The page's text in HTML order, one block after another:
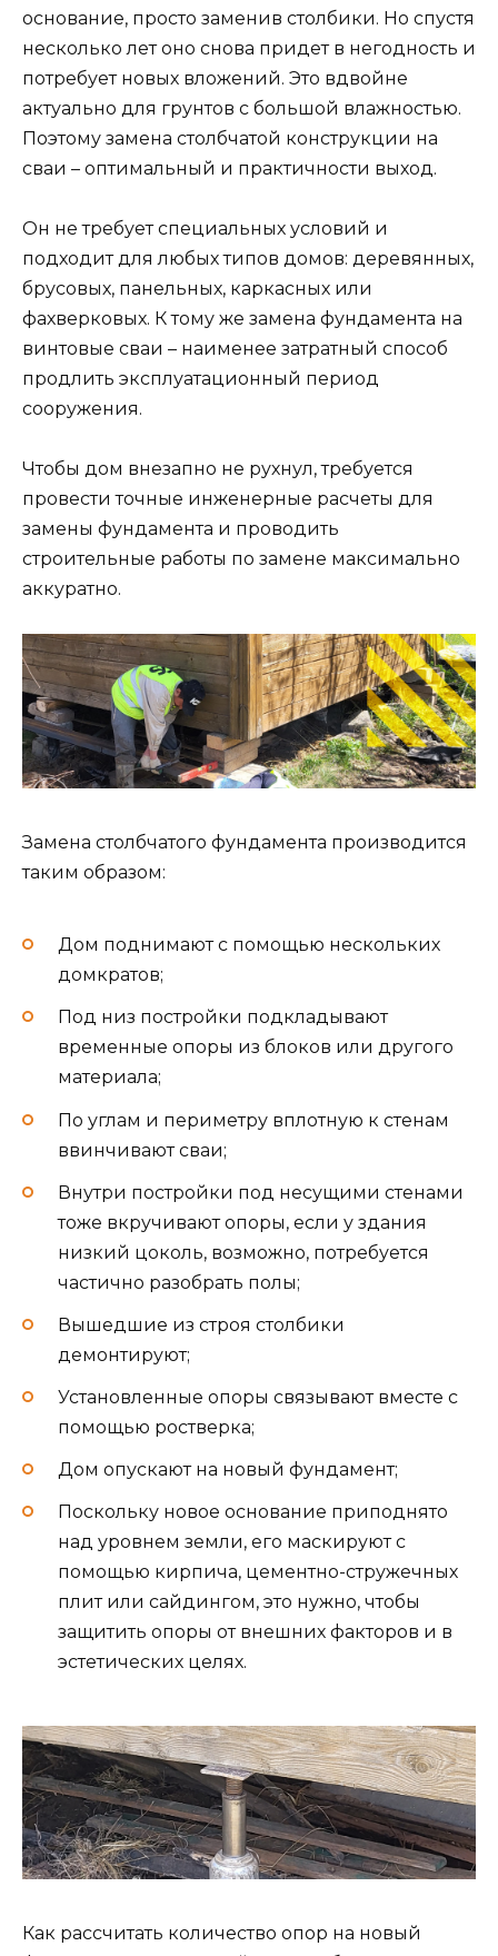
основание, просто заменив столбики. Но спустя
несколько лет оно снова придет в негодность и
потребует новых вложений. Это вдвойне
актуально для грунтов с большой влажностью.
Поэтому замена столбчатой конструкции на
сваи – оптимальный и практичности выход.
Он не требует специальных условий и
подходит для любых типов домов: деревянных,
брусовых, панельных, каркасных или
фахверковых. К тому же замена фундамента на
винтовые сваи – наименее затратный способ
продлить эксплуатационный период
сооружения.
Чтобы дом внезапно не рухнул, требуется
провести точные инженерные расчеты для
замены фундамента и проводить
строительные работы по замене максимально
аккуратно.
Замена столбчатого фундамента производится
таким образом:
Дом поднимают с помощью нескольких
домкратов;
Под низ постройки подкладывают
временные опоры из блоков или другого
материала;
По углам и периметру вплотную к стенам
ввинчивают сваи;
Внутри постройки под несущими стенами
тоже вкручивают опоры, если у здания
низкий цоколь, возможно, потребуется
частично разобрать полы;
Вышедшие из строя столбики
демонтируют;
Установленные опоры связывают вместе с
помощью ростверка;
Дом опускают на новый фундамент;
Поскольку новое основание приподнято
над уровнем земли, его маскируют с
помощью кирпича, цементно-стружечных
плит или сайдингом, это нужно, чтобы
защитить опоры от внешних факторов и в
эстетических целях.
Как рассчитать количество опор на новый